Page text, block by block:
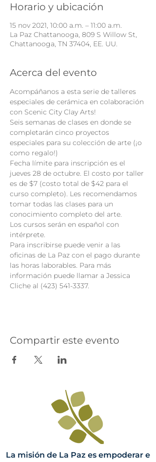
Horario y ubicación
15 nov 2021, 10:00 a.m. – 11:00 a.m.
La Paz Chattanooga, 809 S Willow St,
Chattanooga, TN 37404, EE. UU.
Acerca del evento
Acompáñanos a esta serie de talleres
especiales de cerámica en colaboración
con Scenic City Clay Arts!
Seis semanas de clases en donde se
completarán cinco proyectos
especiales para su colección de arte (¡o
como regalo!)
Fecha límite para inscripción es el
jueves 28 de octubre. El costo por taller
es de $7 (costo total de $42 para el
curso completo). Les recomendamos
tomar todas las clases para un
conocimiento completo del arte.
Los cursos serán en español con
intérprete.
Para inscribirse puede venir a las
oficinas de La Paz con el pago durante
las horas laborables. Para más
información puede llamar a Jessica
Cliche al (423) 541-3337.
Compartir este evento
La misión de La Paz es empoderar e